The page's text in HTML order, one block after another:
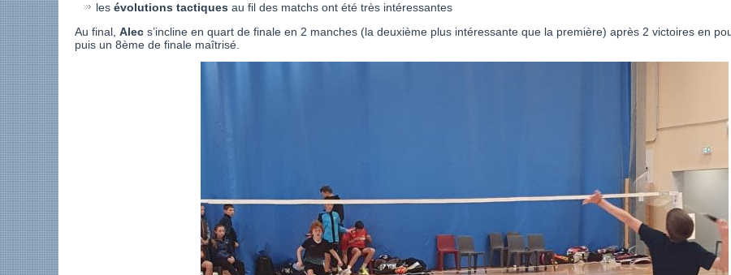
les évolutions tactiques au fil des matchs ont été très intéressantes
Au final, Alec s’incline en quart de finale en 2 manches (la deuxième plus intéressante que la première) après 2 victoires en
puis un 8ème de finale maîtrisé.